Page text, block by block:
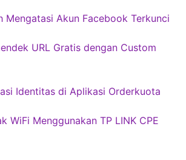
Mengatasi Akun Facebook Terkunci
URL Gratis dengan Custom
Identitas di Aplikasi Orderkuota
WiFi Menggunakan TP LINK CPE